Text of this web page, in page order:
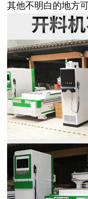
其他不明白的地方